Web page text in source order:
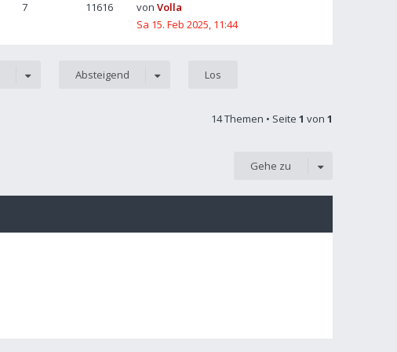
7 11616 von Volla
Sa 15. Feb 2025, 11:44
Absteigend
14 Themen • Seite 1 von 1
Gehe zu